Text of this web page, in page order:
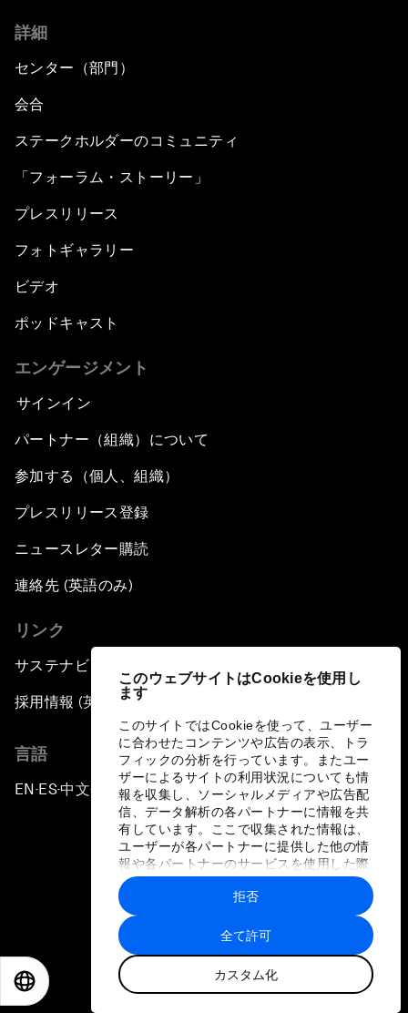
このウェブサイトはCookieを使用し
ます
このサイトではCookieを使って、ユーザー
に合わせたコンテンツや広告の表示、トラ
フィックの分析を行っています。またユー
ザーによるサイトの利用状況についても情
報を収集し、ソーシャルメディアや広告配
信、データ解析の各パートナーに情報を共
有しています。ここで収集された情報は、
ユーザーが各パートナーに提供した他の情
報や各パートナーのサービスを使用した際
に収集された情報と組み合わされ、各パー
トナーによって使用されることがありま
す。
全て許可
カスタム化
拒否
詳細
センター（部門）
会合
ステークホルダーのコミュニティ
「フォーラム・ストーリー」
プレスリリース
フォトギャラリー
ビデオ
ポッドキャスト
エンゲージメント
サインイン
パートナー（組織）について
参加する（個人、組織）
プレスリリース登録
ニュースレター購読
連絡先 (英語のみ)
リンク
サステナビリティへの取り組み
採用情報 (英語のみ)
言語
EN ▪ ES▪中文▪ 日本語
プライバシーポリシーと利用規約
サイトマップ
©
世界経済フォーラム